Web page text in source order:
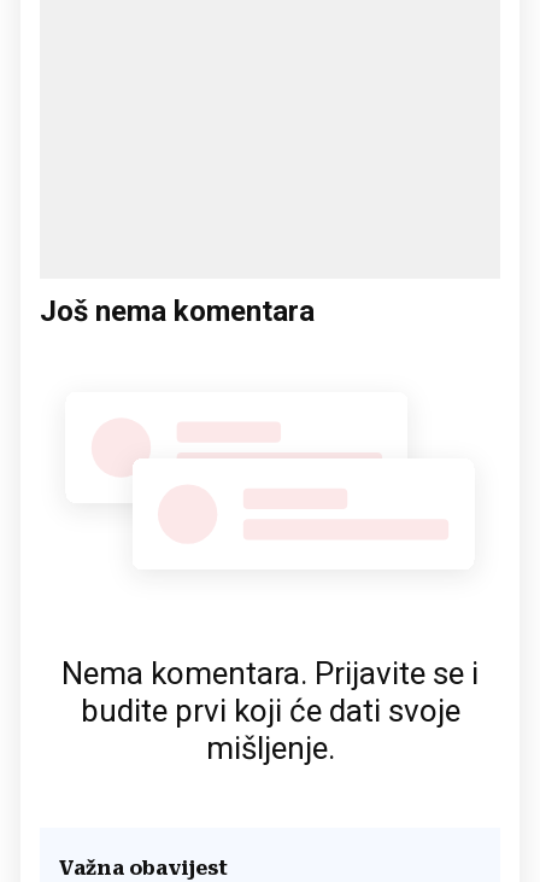
Još nema komentara
Nema komentara. Prijavite se i
budite prvi koji će dati svoje
mišljenje.
Važna obavijest